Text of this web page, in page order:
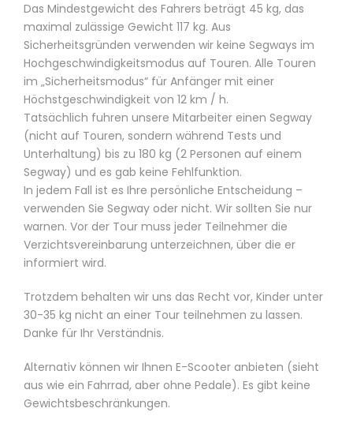
Das Mindestgewicht des Fahrers beträgt 45 kg, das
maximal zulässige Gewicht 117 kg. Aus
Sicherheitsgründen verwenden wir keine Segways im
Hochgeschwindigkeitsmodus auf Touren. Alle Touren
im „Sicherheitsmodus“ für Anfänger mit einer
Höchstgeschwindigkeit von 12 km / h.
Tatsächlich fuhren unsere Mitarbeiter einen Segway
(nicht auf Touren, sondern während Tests und
Unterhaltung) bis zu 180 kg (2 Personen auf einem
Segway) und es gab keine Fehlfunktion.
In jedem Fall ist es Ihre persönliche Entscheidung –
verwenden Sie Segway oder nicht. Wir sollten Sie nur
warnen. Vor der Tour muss jeder Teilnehmer die
Verzichtsvereinbarung unterzeichnen, über die er
informiert wird.
Trotzdem behalten wir uns das Recht vor, Kinder unter
30-35 kg nicht an einer Tour teilnehmen zu lassen.
Danke für Ihr Verständnis.
Alternativ können wir Ihnen E-Scooter anbieten (sieht
aus wie ein Fahrrad, aber ohne Pedale). Es gibt keine
Gewichtsbeschränkungen.